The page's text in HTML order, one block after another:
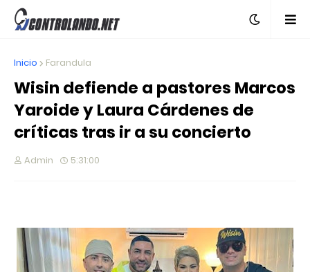
Inicio Farandula
Wisin defiende a pastores Marcos
Yaroide y Laura Cárdenes de
críticas tras ir a su concierto
Admin 5:31:00